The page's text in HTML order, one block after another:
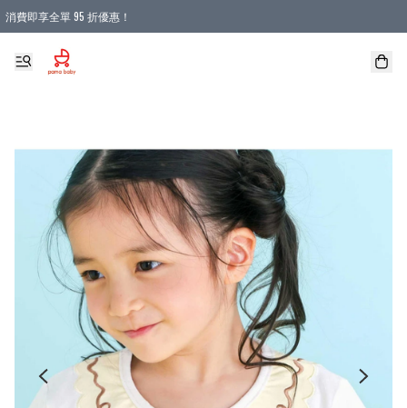
消費即享全單 95 折優惠！
購物滿 HKD 900.00即享免運費優惠！（適用於 本地送貨、本地取貨 )